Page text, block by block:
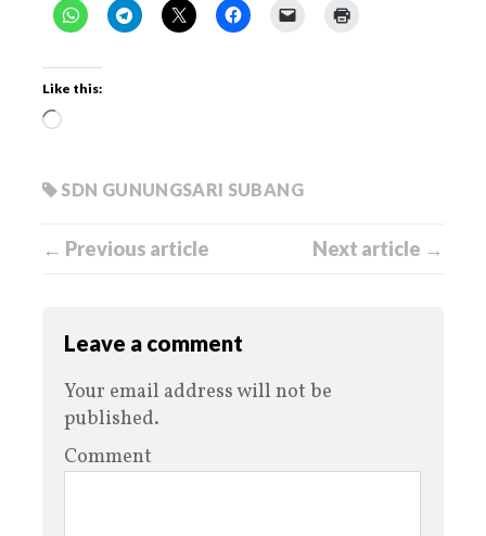
Like this:
SDN GUNUNGSARI SUBANG
← Previous article Next article →
Leave a comment
Your email address will not be
published.
Comment